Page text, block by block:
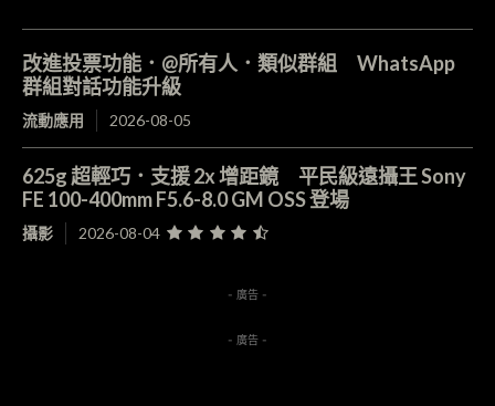
改進投票功能．@所有人．類似群組 WhatsApp
群組對話功能升級
流動應用 2026-08-05
625g 超輕巧．支援 2x 增距鏡 平民級遠攝王 Sony
FE 100-400mm F5.6-8.0 GM OSS 登場
攝影 2026-08-04
- 廣告 -
- 廣告 -